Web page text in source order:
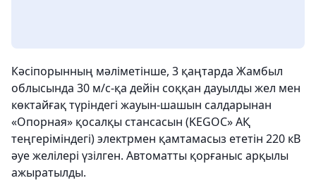
Кәсіпорынның мәліметінше, 3 қаңтарда Жамбыл
облысында 30 м/с-қа дейін соққан дауылды жел мен
көктайғақ түріндегі жауын-шашын салдарынан
«Опорная» қосалқы стансасын (KEGOC» АҚ
теңгеріміндегі) электрмен қамтамасыз ететін 220 кВ
әуе желілері үзілген. Автоматты қорғаныс арқылы
ажыратылды.